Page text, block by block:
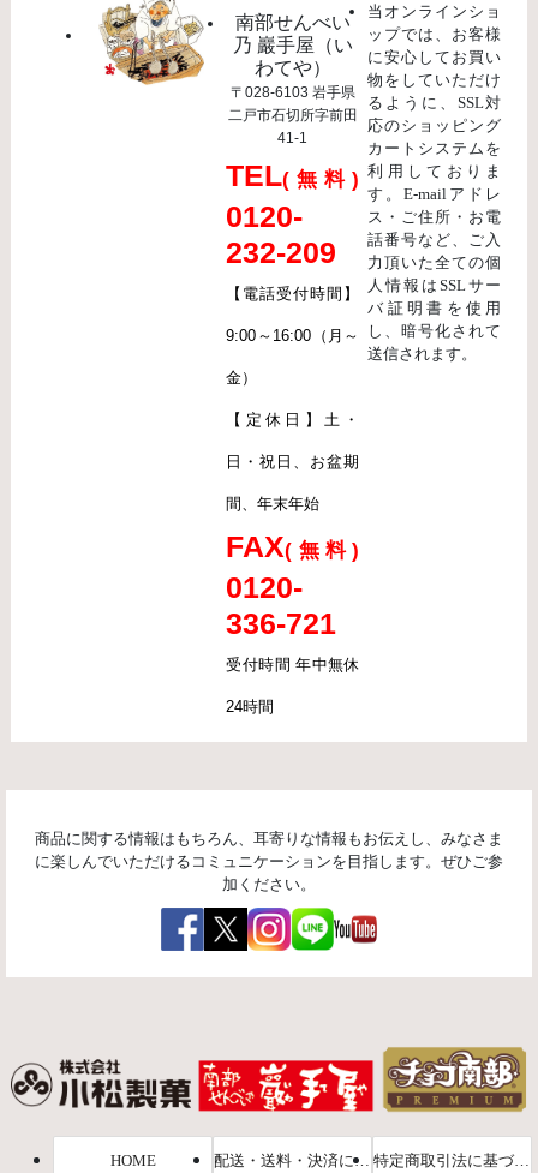
南部せんべい
乃 巖手屋（い
わてや）
〒028-6103 岩手県
二戸市石切所字前田
41-1
TEL(無料)
0120-
232-209
【電話受付時間】
9:00～16:00（月～
金）
【定休日】土・
日・祝日、お盆期
間、年末年始
FAX(無料)
0120-
336-721
受付時間 年中無休
24時間
当オンラインショ
ップでは、お客様
に安心してお買い
物をしていただけ
るように、SSL対
応のショッピング
カートシステムを
利用しておりま
す。E-mailアドレ
ス・ご住所・お電
話番号など、ご入
力頂いた全ての個
人情報はSSLサー
バ証明書を使用
し、暗号化されて
送信されます。
商品に関する情報はもちろん、耳寄りな情報もお伝えし、みなさま
に楽しんでいただけるコミュニケーションを目指します。ぜひご参
加ください。
HOME 配送・送料・決済について 特定商取引法に基づく表示